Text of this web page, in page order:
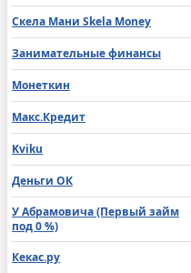
Скела Мани Skela Money
Занимательные финансы
Монеткин
Макс.Кредит
Kviku
Деньги ОК
У Абрамовича (Первый займ
под 0 %)
Кекас.ру